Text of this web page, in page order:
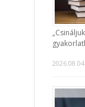
2026.08.04.